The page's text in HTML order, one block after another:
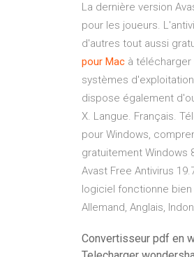
La dernière version
pour les joueurs.
d'autres tout aussi
pour Mac à télécharger
systèmes
dispose également
X. Langue. Français.
pour Windows,
gratuitement Windows
Avast Free Antivirus
logiciel fonctionne
Allemand, Anglais,
Convertisseur pdf en